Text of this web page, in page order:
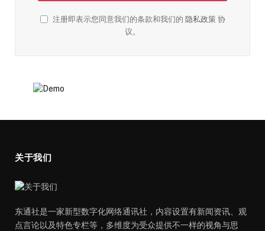
注册即表示您同意我们的条款和我们的 隐私政策协
议。
关于我们
东通社是一家新型数字化网络通讯社，内容设置有新闻资讯、观
点言论以及特色专栏等，多维度为受众提供不一样的视角与思